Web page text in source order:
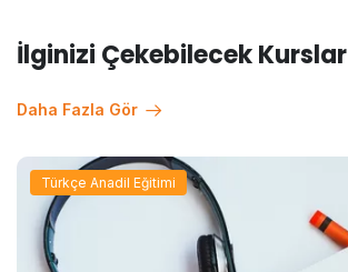
İlginizi Çekebilecek Kurslar
Daha Fazla Gör
Türkçe Anadil Eğitimi